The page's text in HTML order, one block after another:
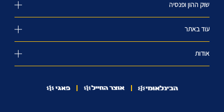
שוק ההון ופנסיה
עוד באתר
אודות